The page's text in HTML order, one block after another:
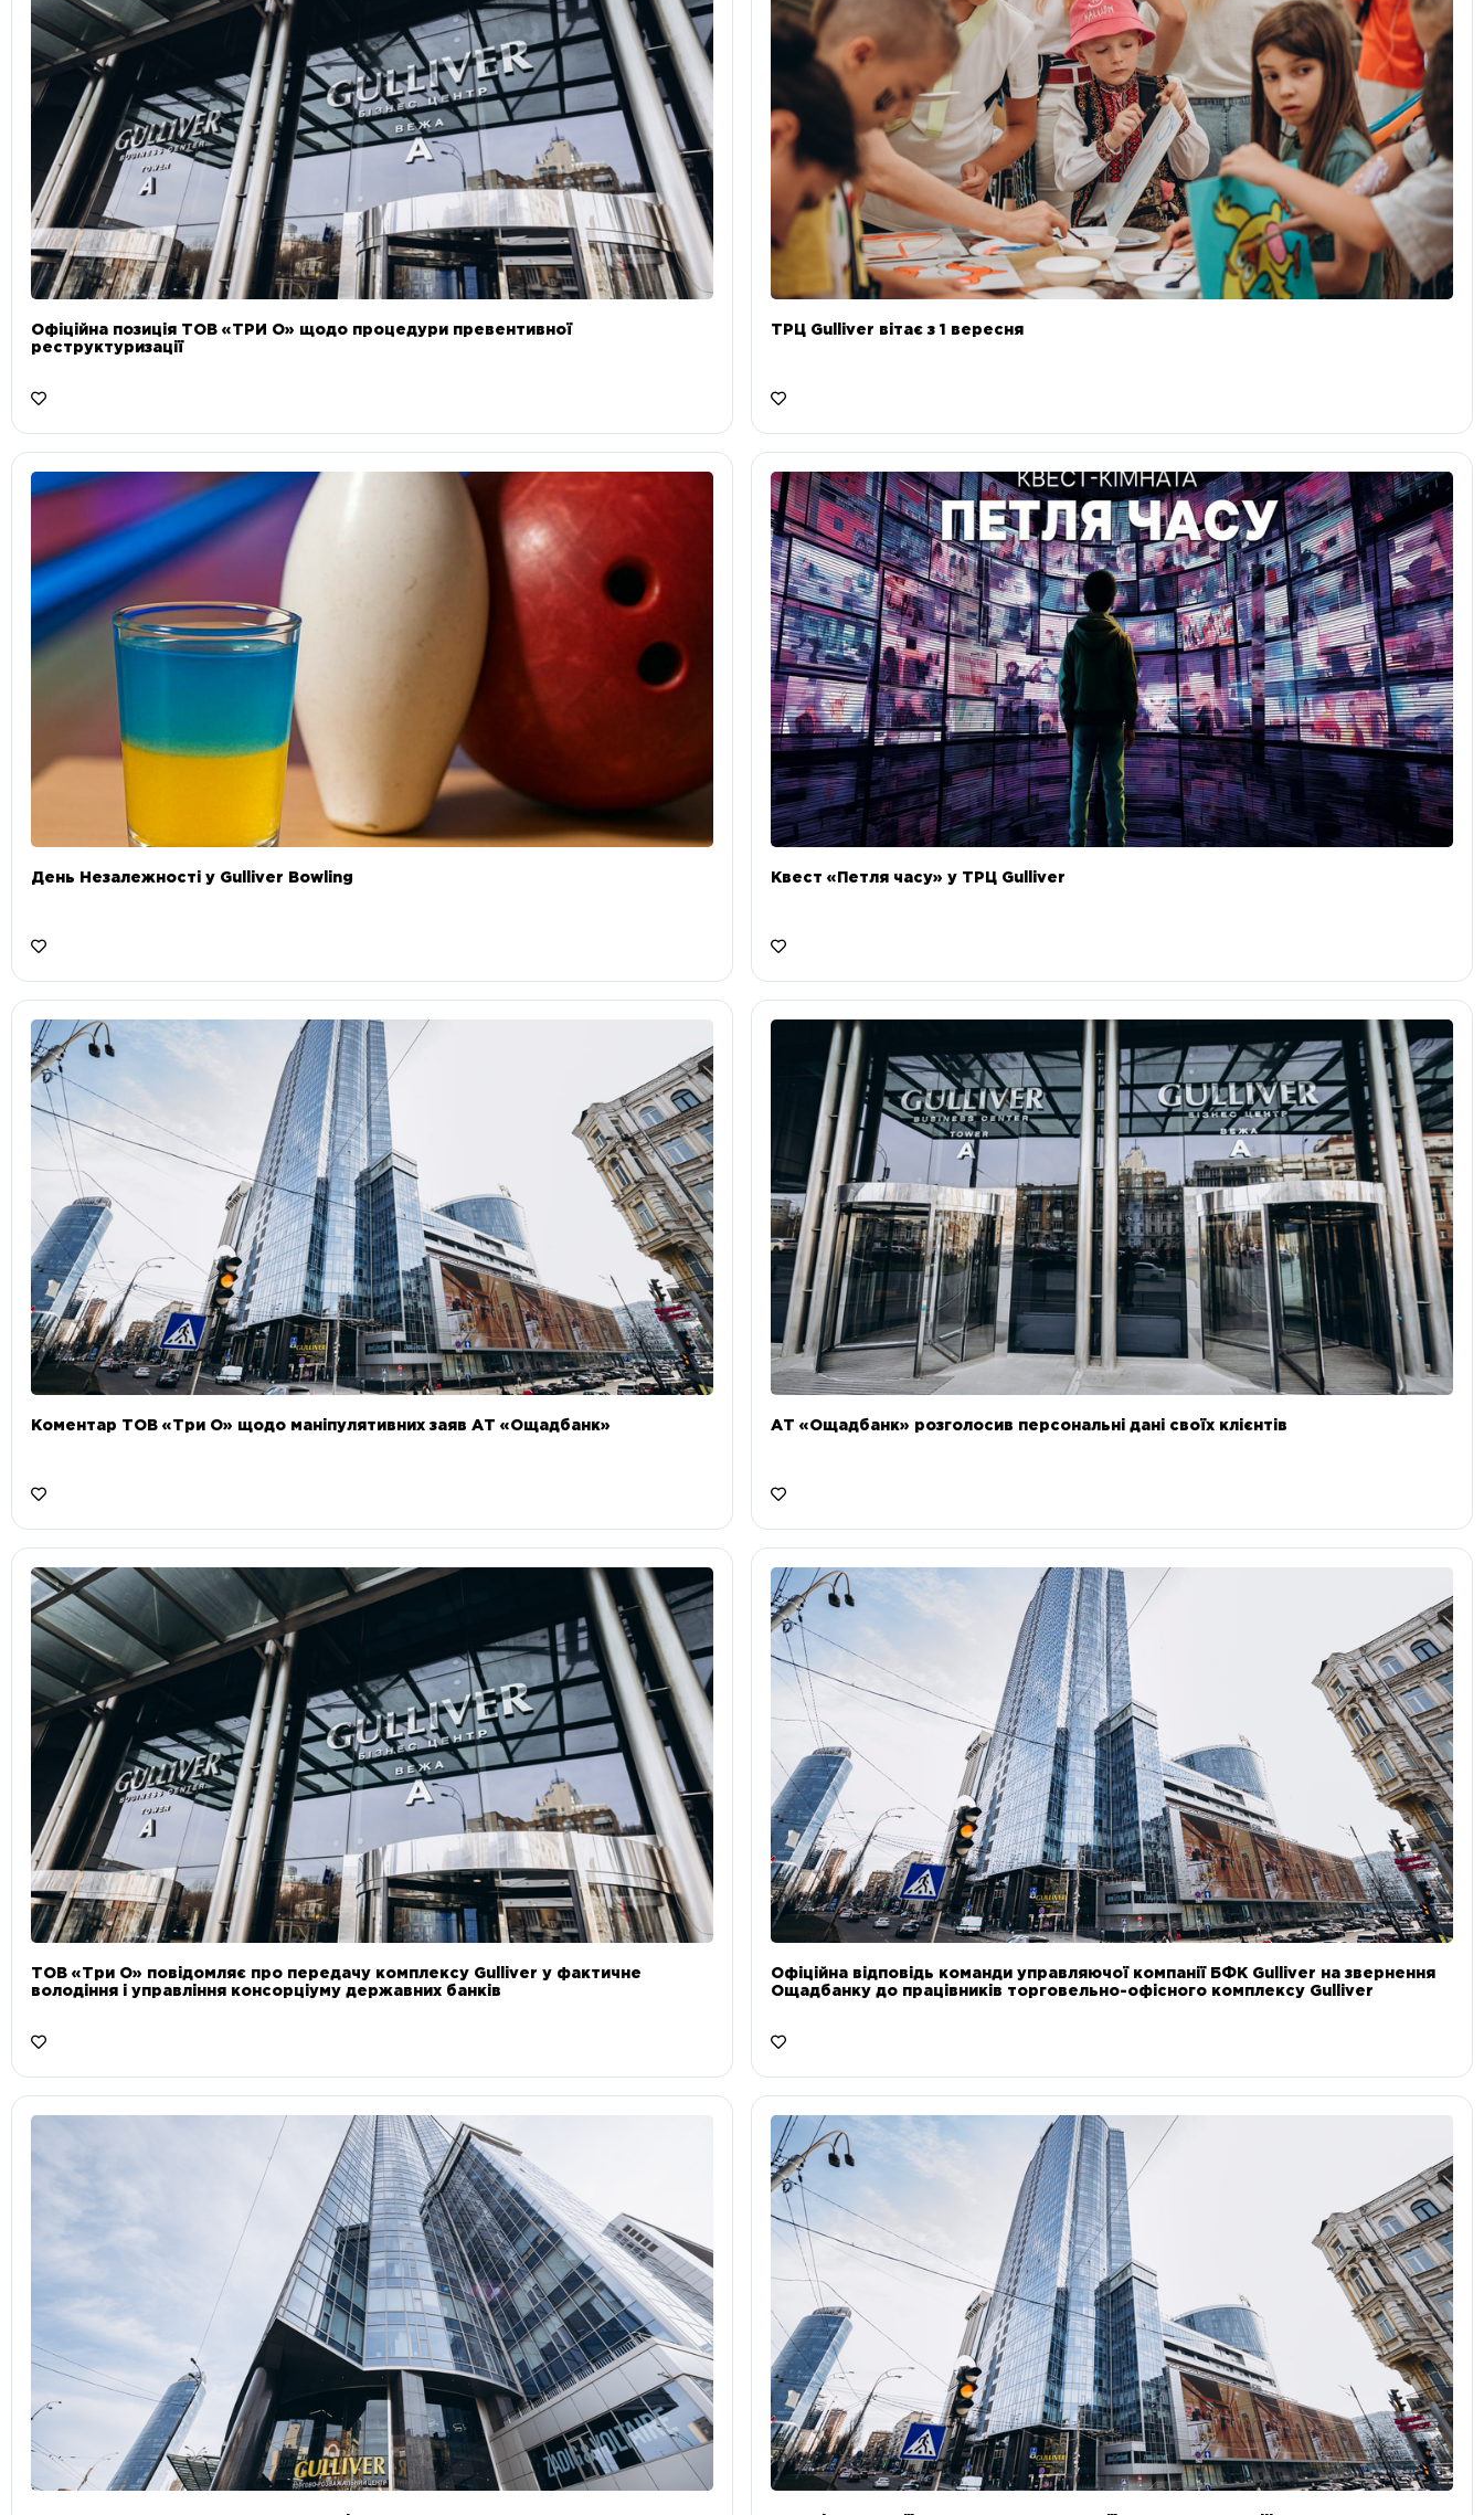
Офіційна позиція ТОВ «ТРИ О» щодо процедури превентивної
реструктуризації
ТРЦ Gulliver вітає з 1 вересня
День Незалежності у Gulliver Bowling Квест «Петля часу» у ТРЦ Gulliver
Коментар ТОВ «Три О» щодо маніпулятивних заяв АТ «Ощадбанк» АТ «Ощадбанк» розголосив персональні дані своїх клієнтів
ТОВ «Три О» повідомляє про передачу комплексу Gulliver у фактичне
володіння і управління консорціуму державних банків
Офіційна відповідь команди управляючої компанії БФК Gulliver на звернення
Ощадбанку до працівників торговельно-офісного комплексу Gulliver